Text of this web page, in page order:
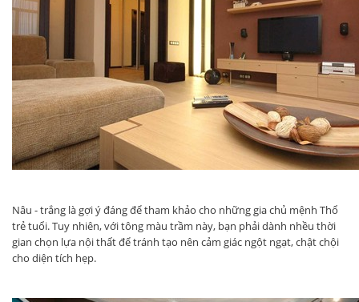
Nâu - trắng là gợi ý đáng để tham khảo cho những gia chủ mệnh Thổ
trẻ tuổi. Tuy nhiên, với tông màu trầm này, bạn phải dành nhều thời
gian chọn lựa nội thất để tránh tạo nên cảm giác ngột ngạt, chật chội
cho diện tích hẹp.